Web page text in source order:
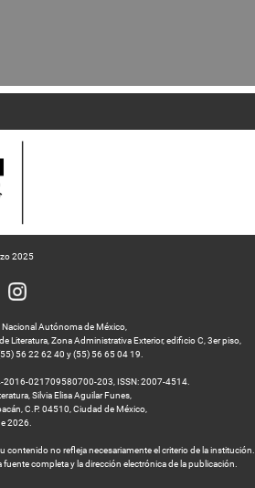
2025
Autónoma de México,
Literatura, Zona Administrativa Exterior, edificio C, 3er piso,
56 22 62 40 y (55) 56 65 04 19.
2016-021709580700-203, ISSN: 2007-4514.
Silvia Elisa Aguilar Funes,
C.P. 04510, Ciudad de México,
2026.
contenido no refleja necesariamente el criterio de la institución.
completa y la dirección electrónica de la publicación.